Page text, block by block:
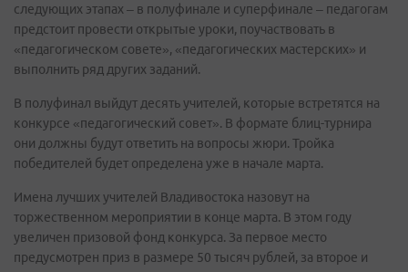
следующих этапах – в полуфинале и суперфинале – педагогам
предстоит провести открытые уроки, поучаствовать в
«педагогическом совете», «педагогических мастерских» и
выполнить ряд других заданий.
В полуфинал выйдут десять учителей, которые встретятся на
конкурсе «педагогический совет». В формате блиц-турнира
они должны будут ответить на вопросы жюри. Тройка
победителей будет определена уже в начале марта.
Имена лучших учителей Владивостока назовут на
торжественном мероприятии в конце марта. В этом году
увеличен призовой фонд конкурса. За первое место
предусмотрен приз в размере 50 тысяч рублей, за второе и